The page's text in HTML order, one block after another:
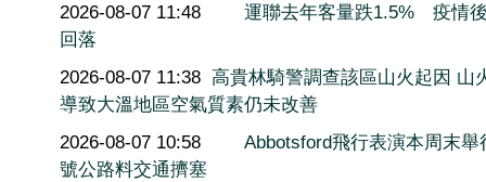
2026-08-07 11:48
運聯去年客量跌1.5% 疫情
回落
2026-08-07 11:38 高貴林騎警調查該區山火起因 山
導致大溫地區空氣質素仍未改善
2026-08-07 10:58
Abbotsford飛行表演本周末
號公路料交通擠塞